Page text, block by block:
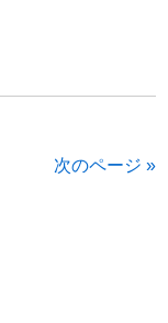
次のページ »